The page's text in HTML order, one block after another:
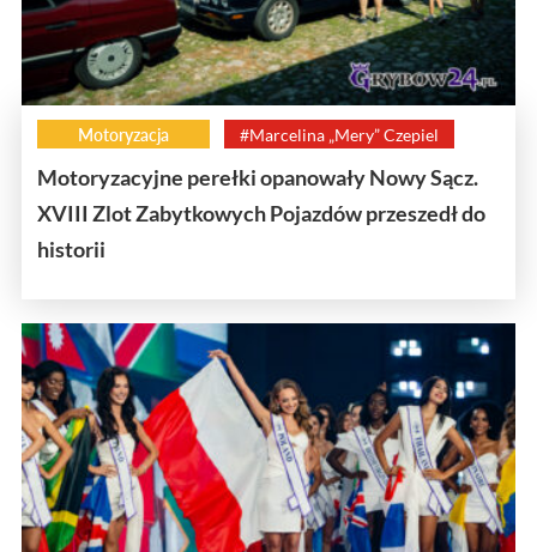
Motoryzacja #Marcelina „Mery” Czepiel
Motoryzacyjne perełki opanowały Nowy Sącz.
XVIII Zlot Zabytkowych Pojazdów przeszedł do
historii